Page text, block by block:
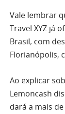
Vale lembrar
Travel XYZ já
Brasil, com
Florianópolis,
Ao explicar
Lemoncash
dará a mais